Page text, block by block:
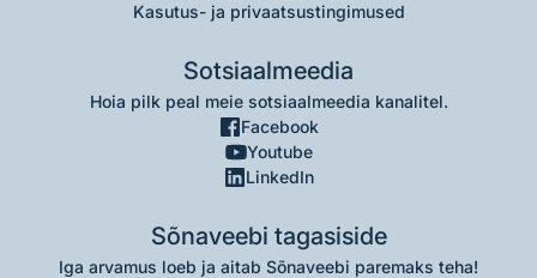
Kasutus- ja privaatsustingimused
Sotsiaalmeedia
Hoia pilk peal meie sotsiaalmeedia kanalitel.
Facebook
Youtube
LinkedIn
Sõnaveebi tagasiside
Iga arvamus loeb ja aitab Sõnaveebi paremaks teha!